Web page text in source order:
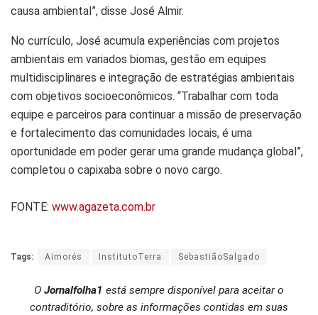
causa ambiental”, disse José Almir.
No currículo, José acumula experiências com projetos
ambientais em variados biomas, gestão em equipes
multidisciplinares e integração de estratégias ambientais
com objetivos socioeconômicos. “Trabalhar com toda
equipe e parceiros para continuar a missão de preservação
e fortalecimento das comunidades locais, é uma
oportunidade em poder gerar uma grande mudança global”,
completou o capixaba sobre o novo cargo.
FONTE: www.agazeta.com.br
Tags: Aimorés InstitutoTerra SebastiãoSalgado
O Jornalfolha1 está sempre disponível para aceitar o
contraditório, sobre as informações contidas em suas